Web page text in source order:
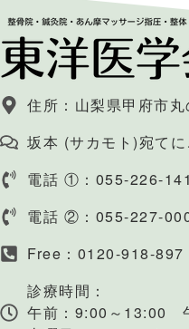
住所：山梨県甲府市
坂本 (サカモト)宛て
電話 ①：055-226-
電話 ②：055-227-
Free：0120-918-897
診療時間：
午前：9:00～13:00